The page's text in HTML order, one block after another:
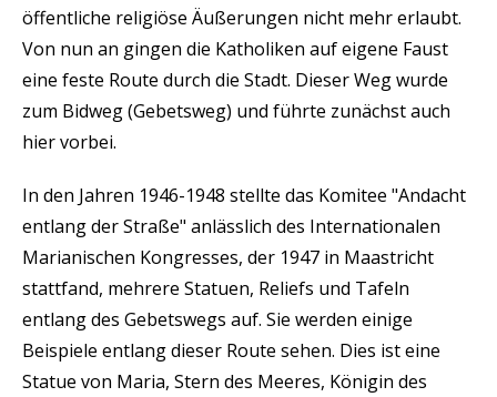
öffentliche religiöse Äußerungen nicht mehr erlaubt.
Von nun an gingen die Katholiken auf eigene Faust
eine feste Route durch die Stadt. Dieser Weg wurde
zum Bidweg (Gebetsweg) und führte zunächst auch
hier vorbei.
In den Jahren 1946-1948 stellte das Komitee "Andacht
entlang der Straße" anlässlich des Internationalen
Marianischen Kongresses, der 1947 in Maastricht
stattfand, mehrere Statuen, Reliefs und Tafeln
entlang des Gebetswegs auf. Sie werden einige
Beispiele entlang dieser Route sehen. Dies ist eine
Statue von Maria, Stern des Meeres, Königin des